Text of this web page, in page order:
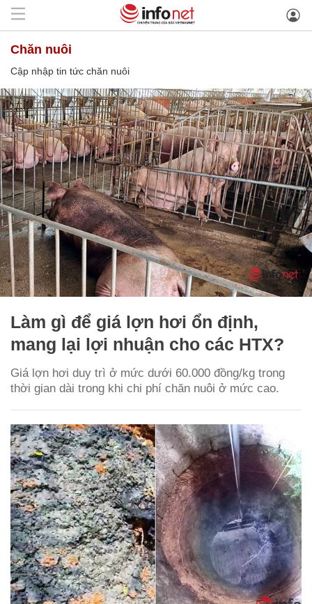
chăn nuôi
Cập nhập tin tức chăn nuôi
Làm gì để giá lợn hơi ổn định,
mang lại lợi nhuận cho các HTX?
Giá lợn hơi duy trì ở mức dưới 60.000 đồng/kg trong
thời gian dài trong khi chi phí chăn nuôi ở mức cao.